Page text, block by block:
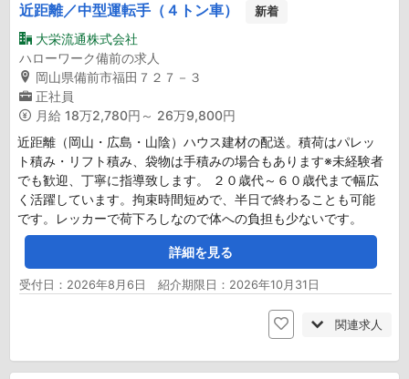
近距離／中型運転手（４トン車） 新着
大栄流通株式会社
ハローワーク備前の求人
岡山県備前市福田７２７－３
正社員
月給 18万2,780円～ 26万9,800円
近距離（岡山・広島・山陰）ハウス建材の配送。積荷はパレッ
ト積み・リフト積み、袋物は手積みの場合もあります※未経験者
でも歓迎、丁寧に指導致します。 ２０歳代～６０歳代まで幅広
く活躍しています。拘束時間短めで、半日で終わることも可能
です。レッカーで荷下ろしなので体への負担も少ないです。
詳細を見る
受付日：2026年8月6日 紹介期限日：2026年10月31日
関連求人